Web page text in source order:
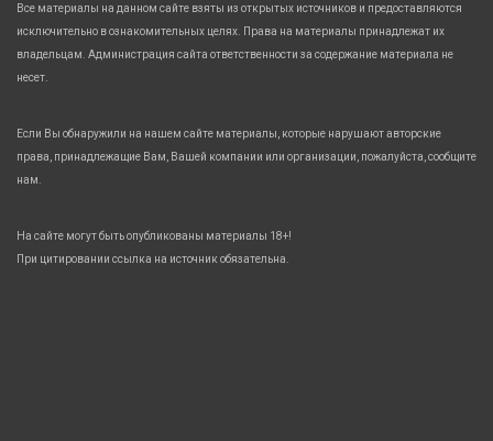
Все материалы на данном сайте взяты из открытых источников и предоставляются
исключительно в ознакомительных целях. Права на материалы принадлежат их
владельцам. Администрация сайта ответственности за содержание материала не
несет.
Если Вы обнаружили на нашем сайте материалы, которые нарушают авторские
права, принадлежащие Вам, Вашей компании или организации, пожалуйста, сообщите
нам.
На сайте могут быть опубликованы материалы 18+!
При цитировании ссылка на источник обязательна.